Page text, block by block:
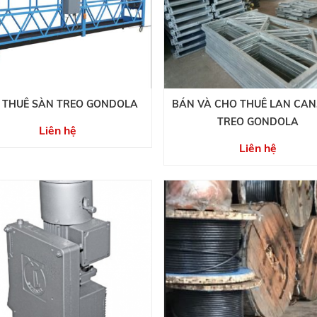
SÀN TREO GONDOLA
Liên hệ
BÁN VÀ CHO THUÊ LAN
TREO GONDOLA
Liên hệ